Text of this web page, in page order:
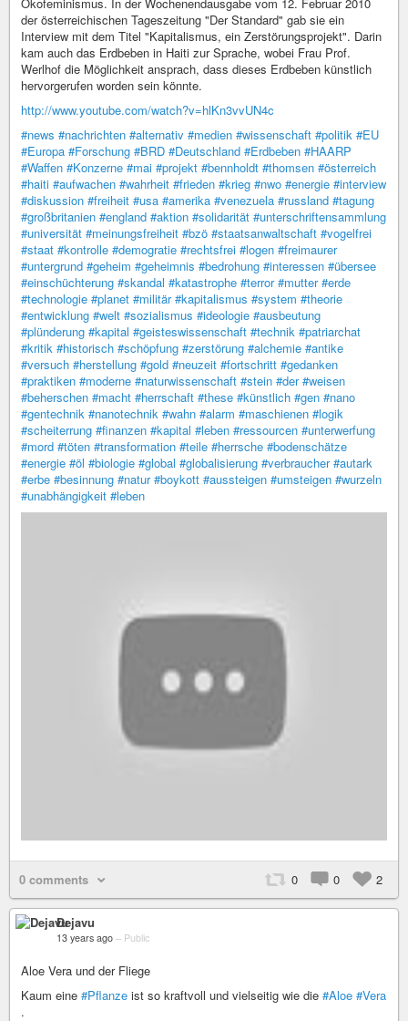
der österreichischen Tageszeitung "Der Standard" gab sie ein
Interview mit dem Titel "Kapitalismus, ein Zerstörungsprojekt". Darin
kam auch das Erdbeben in Haiti zur Sprache, wobei Frau Prof.
Werlhof die Möglichkeit ansprach, dass dieses Erdbeben künstlich
hervorgerufen worden sein könnte.
http://www.youtube.com/watch?v=hlKn3vvUN4c
#news #nachrichten #alternativ #medien #wissenschaft #politik #EU
#Europa #Forschung #BRD #Deutschland #Erdbeben #HAARP
#Waffen #Konzerne #mai #projekt #bennholdt #thomsen #österreich
#haiti #aufwachen #wahrheit #frieden #krieg #nwo #energie #interview
#diskussion #freiheit #usa #amerika #venezuela #russland #tagung
#großbritanien #england #aktion #solidarität #unterschriftensammlung
#universität #meinungsfreiheit #bzö #staatsanwaltschaft #vogelfrei
#staat #kontrolle #demogratie #rechtsfrei #logen #freimaurer
#untergrund #geheim #geheimnis #bedrohung #interessen #übersee
#einschüchterung #skandal #katastrophe #terror #mutter #erde
#technologie #planet #militär #kapitalismus #system #theorie
#entwicklung #welt #sozialismus #ideologie #ausbeutung
#plünderung #kapital #geisteswissenschaft #technik #patriarchat
#kritik #historisch #schöpfung #zerstörung #alchemie #antike
#versuch #herstellung #gold #neuzeit #fortschritt #gedanken
#praktiken #moderne #naturwissenschaft #stein #der #weisen
#beherschen #macht #herrschaft #these #künstlich #gen #nano
#gentechnik #nanotechnik #wahn #alarm #maschienen #logik
#scheiterrung #finanzen #kapital #leben #ressourcen #unterwerfung
#mord #töten #transformation #teile #herrsche #bodenschätze
#energie #öl #biologie #global #globalisierung #verbraucher #autark
#erbe #besinnung #natur #boykott #aussteigen #umsteigen #wurzeln
#unabhängigkeit #leben
0 comments 0 0 2
Dejavu
13 years ago – Public
Aloe Vera und der Fliege
Kaum eine #Pflanze ist so kraftvoll und vielseitig wie die #Aloe #Vera
.